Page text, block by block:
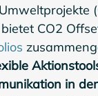
CO2
in